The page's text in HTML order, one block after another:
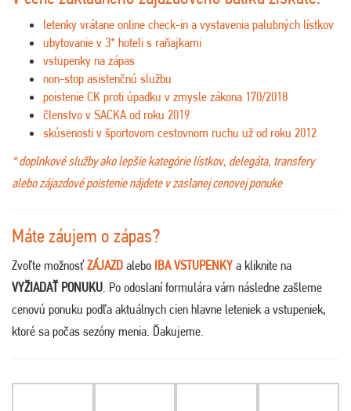
letenky vrátane online check-in a vystavenia palubných lístkov
ubytovanie v 3* hoteli s raňajkami
vstupenky na zápas
non-stop asistenčnú službu
poistenie CK proti úpadku v zmysle zákona 170/2018
členstvo v SACKA od roku 2019
skúsenosti v športovom cestovnom ruchu už od roku 2012
* doplnkové služby ako lepšie kategórie lístkov, delegáta, transfery
alebo zájazdové poistenie nájdete v zaslanej cenovej ponuke
Máte záujem o zápas?
Zvoľte možnosťZÁJAZD alebo IBA VSTUPENKY a kliknite na
VYŽIADAŤ PONUKU. Po odoslaní formulára vám následne zašleme
cenovú ponuku podľa aktuálnych cien hlavne leteniek a vstupeniek,
ktoré sa počas sezóny menia. Ďakujeme.